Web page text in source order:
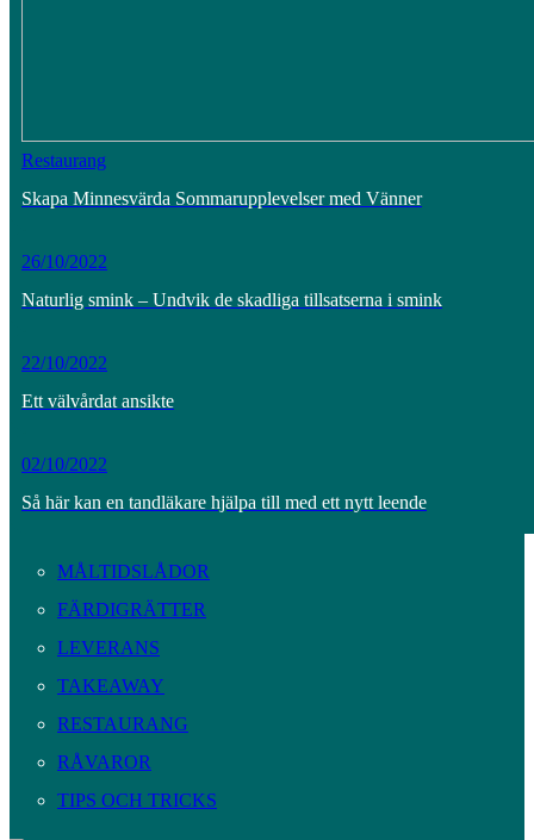
Restaurang
Skapa Minnesvärda Sommarupplevelser med Vänner
26/10/2022
Naturlig smink – Undvik de skadliga tillsatserna i smink
22/10/2022
Ett välvårdat ansikte
02/10/2022
Så här kan en tandläkare hjälpa till med ett nytt leende
MÅLTIDSLÅDOR
FÄRDIGRÄTTER
LEVERANS
TAKEAWAY
RESTAURANG
RÅVAROR
TIPS OCH TRICKS